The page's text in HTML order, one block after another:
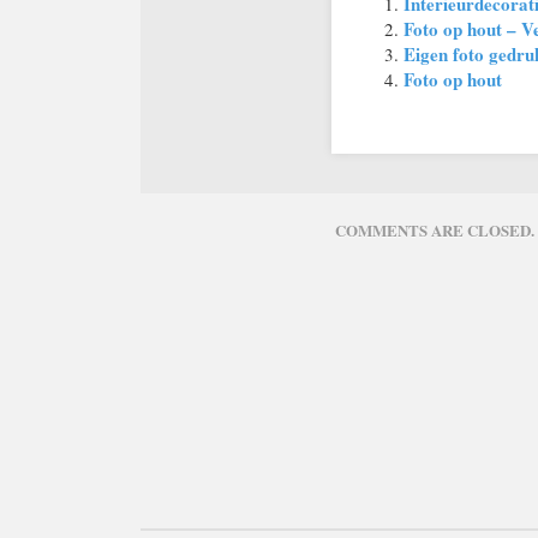
Foto op hout –
Eigen foto
Foto op hout
COMMENTS ARE CLOSED.